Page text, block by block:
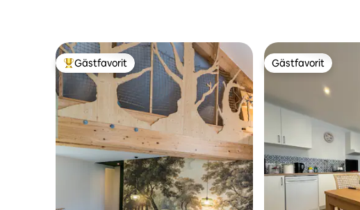
Populär gästfavorit
Gästfavorit Gästfavorit
Gästfavorit